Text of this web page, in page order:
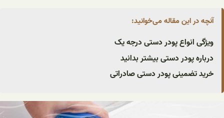
آنچه در این مقاله می‌خوانید:
ویژگی انواع پودر دستی درجه یک
درباره پودر دستی بیشتر بدانید
خرید تضمینی پودر دستی صادراتی